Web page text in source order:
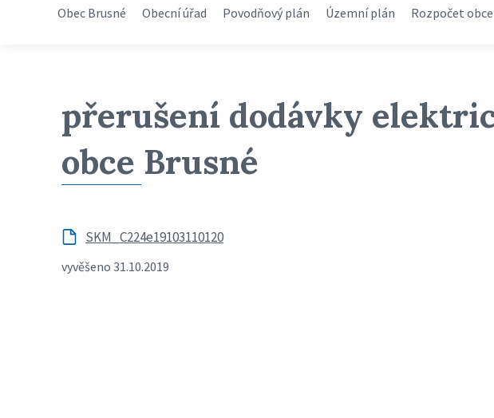
Obec Brusné Obecní úřad Povodňový plán Územní plán Rozpočet obce
přerušení dodávky
obce Brusné
SKM_C224e19103110120
vyvěšeno 31.10.2019